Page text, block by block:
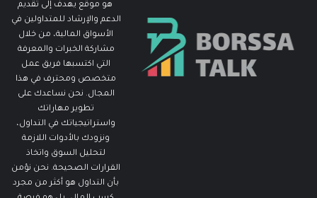
هو موقع يهدف إلى تقديم
الدعم والإرشاد للمتداولين في
الأسواق المالية، من خلال
مشاركة الخبرات والمعرفة
التي اكتسبها فريق عمل
متخصص ومحترف في هذا
المجال. نحن نساعدك على
تطوير مهاراتك
واستراتيجياتك في التداول،
ونزودك بالأدوات اللازمة
لتحليل السوق واتخاذ
القرارات الصحيحة. نحن نؤمن
بأن التداول هو أكثر من مجرد